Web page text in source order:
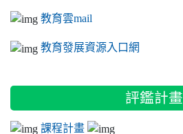
教育雲mail
教育發展資源入口網
評鑑計畫
課程計畫